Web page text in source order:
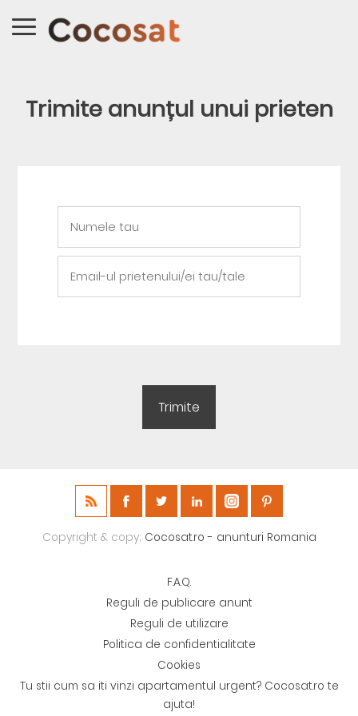
Trimite anunțul unui prieten
Copyright & copy; Cocosat.ro - anunturi Romania
F.A.Q.
Reguli de publicare anunt
Reguli de utilizare
Politica de confidentialitate
Cookies
Tu stii cum sa iti vinzi apartamentul urgent? Cocosat.ro te
ajuta!